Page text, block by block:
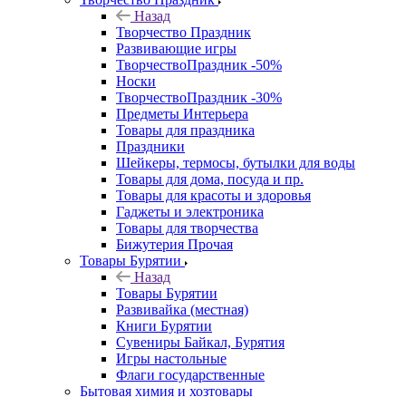
Назад
Творчество Праздник
Развивающие игры
ТворчествоПраздник -50%
Носки
ТворчествоПраздник -30%
Предметы Интерьера
Товары для праздника
Праздники
Шейкеры, термосы, бутылки для воды
Товары для дома, посуда и пр.
Товары для красоты и здоровья
Гаджеты и электроника
Товары для творчества
Бижутерия Прочая
Товары Бурятии
Назад
Товары Бурятии
Развивайка (местная)
Книги Бурятии
Сувениры Байкал, Бурятия
Игры настольные
Флаги государственные
Бытовая химия и хозтовары